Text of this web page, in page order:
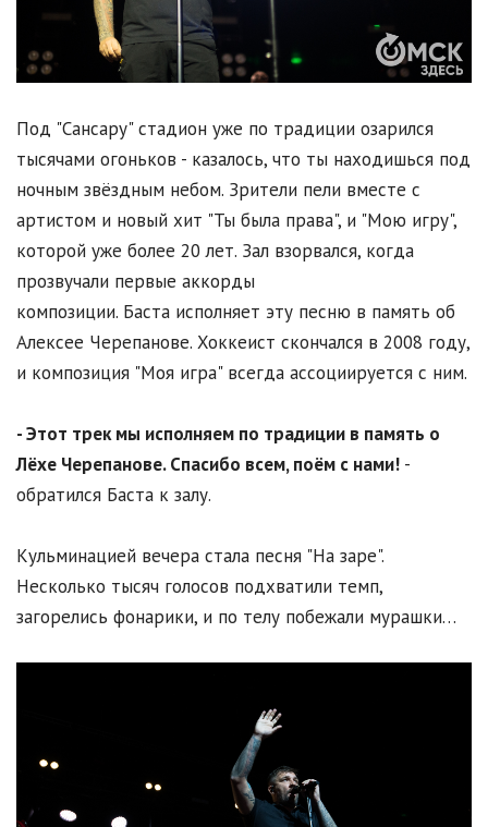
Под "Сансару" стадион уже по традиции озарился
тысячами огоньков - казалось, что ты находишься под
ночным звёздным небом. Зрители пели вместе с
артистом и новый хит "Ты была права", и "Мою игру",
которой уже более 20 лет. Зал взорвался, когда
прозвучали первые аккорды
композиции. Баста исполняет эту песню в память об
Алексее Черепанове. Хоккеист скончался в 2008 году,
и композиция "Моя игра" всегда ассоциируется с ним.
- Этот трек мы исполняем по традиции в память о
Лёхе Черепанове. Спасибо всем, поём с нами! -
обратился Баста к залу.
Кульминацией вечера стала песня "На заре".
Несколько тысяч голосов подхватили темп,
загорелись фонарики, и по телу побежали мурашки…